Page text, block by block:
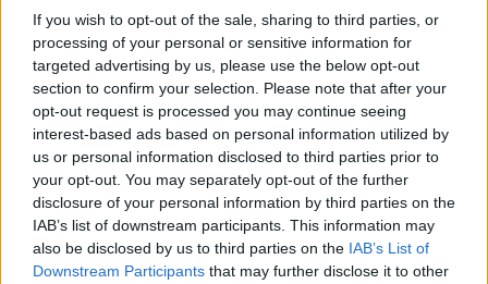
If you wish to opt-out of the sale, sharing to third parties, or
processing of your personal or sensitive information for
targeted advertising by us, please use the below opt-out
section to confirm your selection. Please note that after your
opt-out request is processed you may continue seeing
interest-based ads based on personal information utilized by
us or personal information disclosed to third parties prior to
your opt-out. You may separately opt-out of the further
disclosure of your personal information by third parties on the
IAB’s list of downstream participants. This information may
also be disclosed by us to third parties on the IAB’s List of
Downstream Participants that may further disclose it to other
JAV centrinis bankas pastarajame savo
posėdyje liepos pabaigoje pagrindinių
palūkanų normų intervalą padidino 0,25
procentinio punkto iki 5,25–5,50 proc.
intervalo. Ankstesniame posėdyje bankas
pirmą kartą per dabartinį palūkanų normų
didinimo ciklą buvo padaręs pauzę.